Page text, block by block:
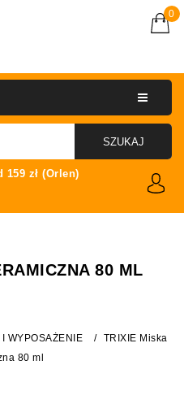
0
SZUKAJ
80 ML
WYPOSAŻENIE / TRIXIE Miska
80 ml